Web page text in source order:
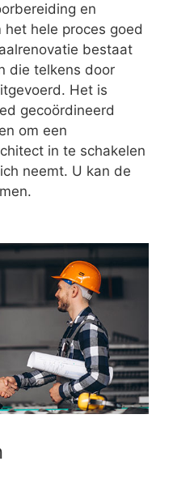
en
het hele proces goed
bestaat
die telkens door
Het is
gecoördineerd
om een
in te schakelen
neemt. U kan de